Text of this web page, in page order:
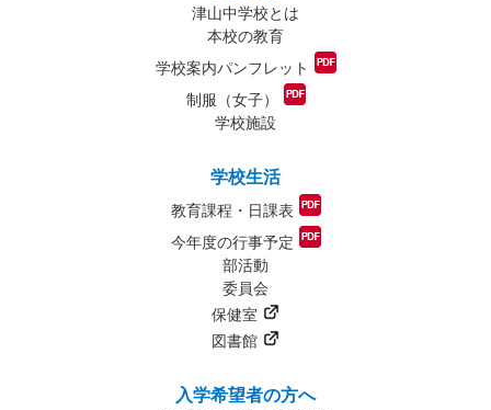
津山中学校とは
本校の教育
学校案内パンフレット
制服（女子）
学校施設
学校生活
教育課程・日課表
今年度の行事予定
部活動
委員会
保健室
図書館
入学希望者の方へ